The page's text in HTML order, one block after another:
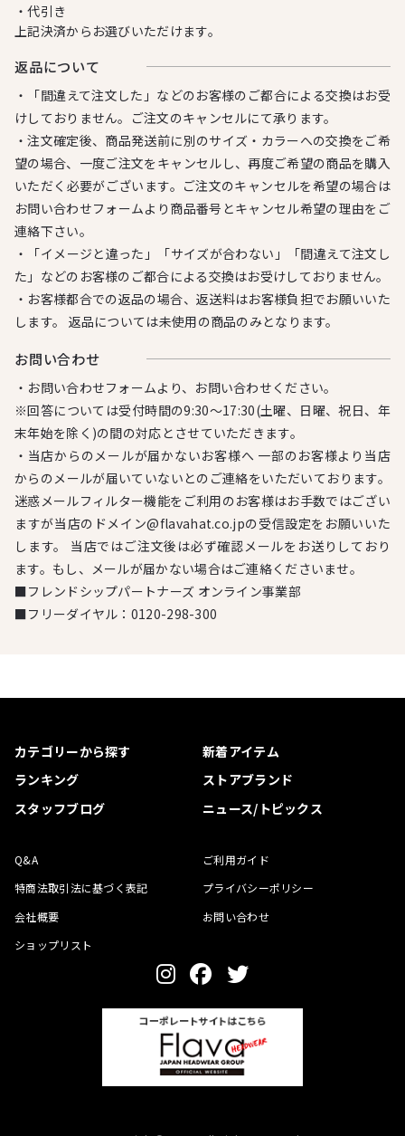
・代引き
上記決済からお選びいただけます。
返品について
・「間違えて注文した」などのお客様のご都合による交換はお受
けしておりません。ご注文のキャンセルにて承ります。
・注文確定後、商品発送前に別のサイズ・カラーへの交換をご希
望の場合、一度ご注文をキャンセルし、再度ご希望の商品を購入
いただく必要がございます。ご注文のキャンセルを希望の場合は
お問い合わせフォームより商品番号とキャンセル希望の理由をご
連絡下さい。
・「イメージと違った」「サイズが合わない」「間違えて注文し
た」などのお客様のご都合による交換はお受けしておりません。
・お客様都合での返品の場合、返送料はお客様負担でお願いいた
します。 返品については未使用の商品のみとなります。
お問い合わせ
・お問い合わせフォームより、お問い合わせください。
※回答については受付時間の9:30～17:30(土曜、日曜、祝日、年
末年始を除く)の間の対応とさせていただきます。
・当店からのメールが届かないお客様へ 一部のお客様より当店
からのメールが届いていないとのご連絡をいただいております。
迷惑メールフィルター機能をご利用のお客様はお手数ではござい
ますが当店のドメイン@flavahat.co.jpの受信設定をお願いいた
します。 当店ではご注文後は必ず確認メールをお送りしており
ます。もし、メールが届かない場合はご連絡くださいませ。
■フレンドシップパートナーズ オンライン事業部
■フリーダイヤル： 0120-298-300
カテゴリーから探す
新着アイテム
ランキング
ストアブランド
スタッフブログ
ニュース/トピックス
Q&A
ご利用ガイド
特商法取引法に基づく表記
プライバシーポリシー
会社概要
お問い合わせ
ショップリスト